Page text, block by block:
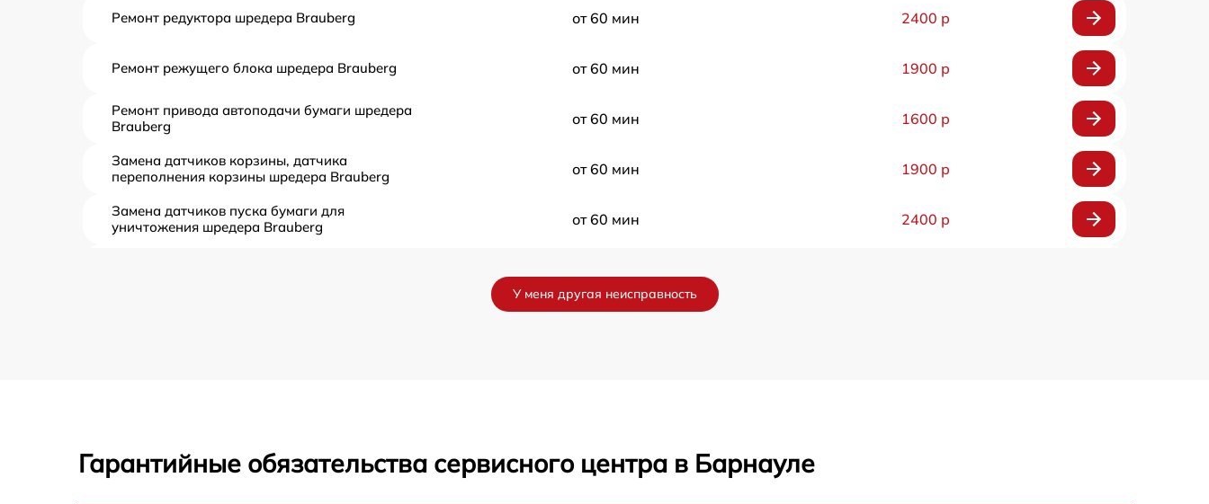
Ремонт редуктора шредера Brauberg от 60 мин 2400 р
Ремонт режущего блока шредера Brauberg от 60 мин 1900 р
Ремонт привода автоподачи бумаги шредера
Brauberg
от 60 мин 1600 р
Замена датчиков корзины, датчика
переполнения корзины шредера Brauberg
от 60 мин 1900 р
Замена датчиков пуска бумаги для
уничтожения шредера Brauberg
от 60 мин 2400 р
У меня другая неисправность
Гарантийные обязательства сервисного центра в Барнауле